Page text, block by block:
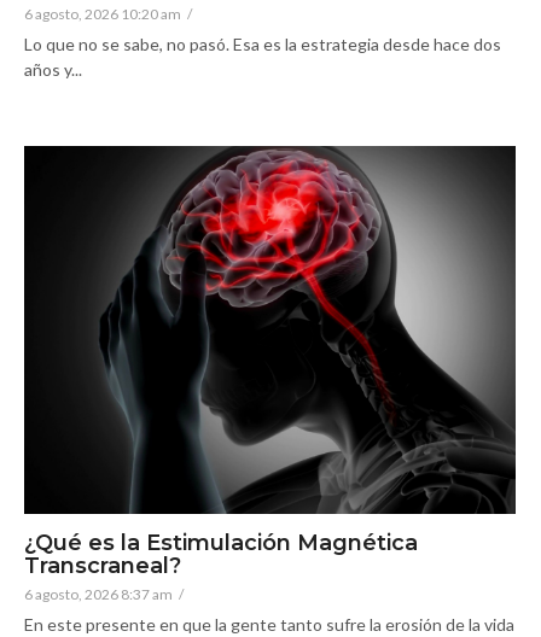
6 agosto, 2026 10:20 am /
Lo que no se sabe, no pasó. Esa es la estrategia desde hace dos
años y...
¿Qué es la Estimulación Magnética
Transcraneal?
6 agosto, 2026 8:37 am /
En este presente en que la gente tanto sufre la erosión de la vida